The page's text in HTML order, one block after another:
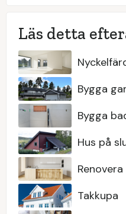
Läs detta
Bygga
Bygga
Hus på
Renovera
Takkupa